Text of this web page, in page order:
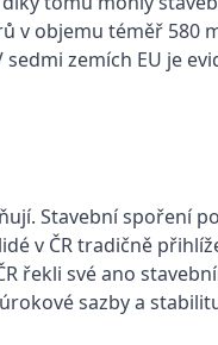
v objemu téměř
zemích EU je
Stavební spoření
v ČR tradičně
řekli své ano
sazby a